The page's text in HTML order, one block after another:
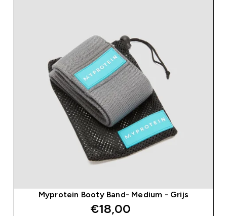
Myprotein Booty Band- Medium - Grijs
€18,00‎